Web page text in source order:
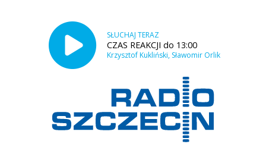
SŁUCHAJ TERAZ
CZAS REAKCJI do 13:00
Krzysztof Kukliński, Sławomir Orlik